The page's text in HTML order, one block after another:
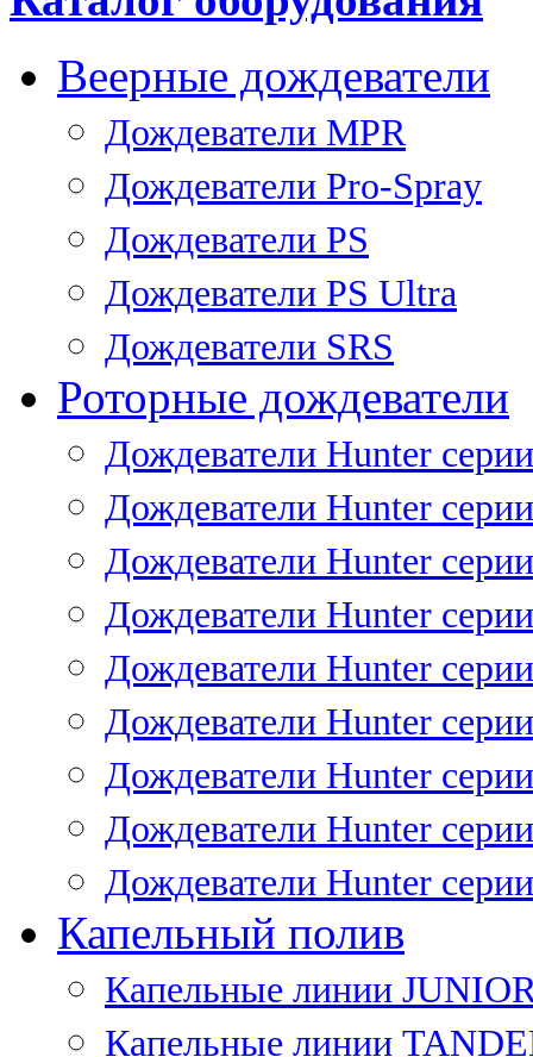
Веерные дождеватели
Дождеватели MPR
Дождеватели Pro-Spray
Дождеватели PS
Дождеватели PS Ultra
Дождеватели SRS
Роторные дождеватели
Дождеватели Hunter
Дождеватели Hunter
Дождеватели Hunter
Дождеватели Hunter
Дождеватели Hunter
Дождеватели Hunter
Дождеватели Hunter
Дождеватели Hunter
Дождеватели Hunter
Капельный полив
Капельные линии
Капельные линии